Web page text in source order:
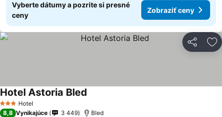
Vyberte dátumy a pozrite si presné
ceny
Zobraziť ceny
Zdieľať
3 Počet hviezdičiek
Hotel
Hotel Astoria Bled
8,8 Vynikajúce 3 449 Bled